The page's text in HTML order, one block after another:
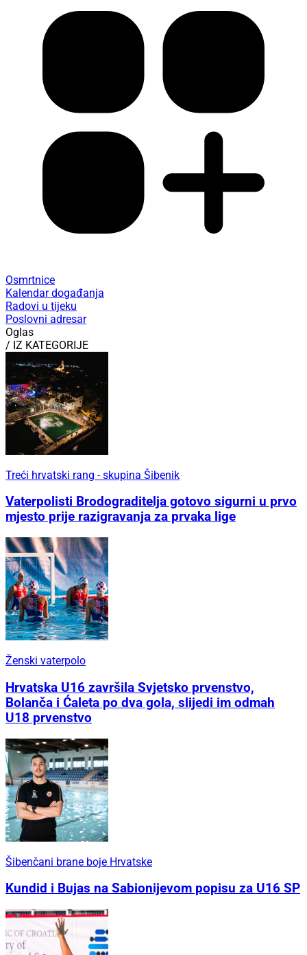
Osmrtnice
Kalendar događanja
Radovi u tijeku
Poslovni adresar
Oglas
/ IZ KATEGORIJE
Treći hrvatski rang - skupina Šibenik
Vaterpolisti Brodograditelja gotovo sigurni u prvo
mjesto prije razigravanja za prvaka lige
Ženski vaterpolo
Hrvatska U16 završila Svjetsko prvenstvo,
Bolanča i Ćaleta po dva gola, slijedi im odmah
U18 prvenstvo
Šibenčani brane boje Hrvatske
Kundid i Bujas na Sabionijevom popisu za U16 SP